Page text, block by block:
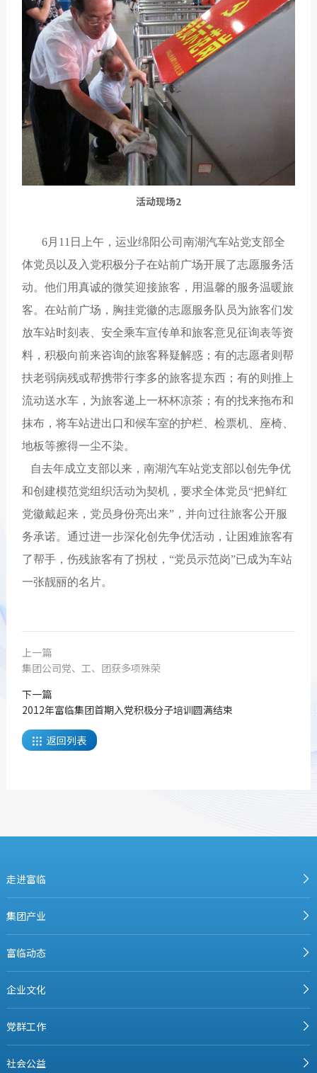
活动现场2
6月11日上午，运业绵阳公司南湖汽车站党支部全
体党员以及入党积极分子在站前广场开展了志愿服务活
动。他们用真诚的微笑迎接旅客，用温馨的服务温暖旅
客。在站前广场，胸挂党徽的志愿服务队员为旅客们发
放车站时刻表、安全乘车宣传单和旅客意见征询表等资
料，积极向前来咨询的旅客释疑解惑；有的志愿者则帮
扶老弱病残或帮携带行李多的旅客提东西；有的则推上
流动送水车，为旅客递上一杯杯凉茶；有的找来拖布和
抹布，将车站进出口和候车室的护栏、检票机、座椅、
地板等擦得一尘不染。
自去年成立支部以来，南湖汽车站党支部以创先争优
和创建模范党组织活动为契机，要求全体党员“把鲜红
党徽戴起来，党员身份亮出来”，并向过往旅客公开服
务承诺。通过进一步深化创先争优活动，让困难旅客有
了帮手，伤残旅客有了拐杖，“党员示范岗”已成为车站
一张靓丽的名片。
上一篇
集团公司党、工、团获多项殊荣
下一篇
2012年富临集团首期入党积极分子培训圆满结束
 返回列表
走进富临
集团产业
富临动态
企业文化
党群工作
社会公益